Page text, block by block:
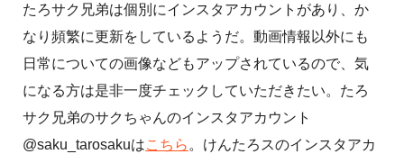
たろサク兄弟は個別にインスタアカウントがあり、か
なり頻繁に更新をしているようだ。動画情報以外にも
日常についての画像などもアップされているので、気
になる方は是非一度チェックしていただきたい。たろ
サク兄弟のサクちゃんのインスタアカウント
@saku_tarosakuはこちら 。けんたろスのインスタアカ